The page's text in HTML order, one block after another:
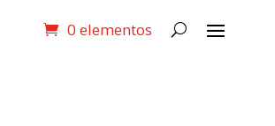
0 elementos